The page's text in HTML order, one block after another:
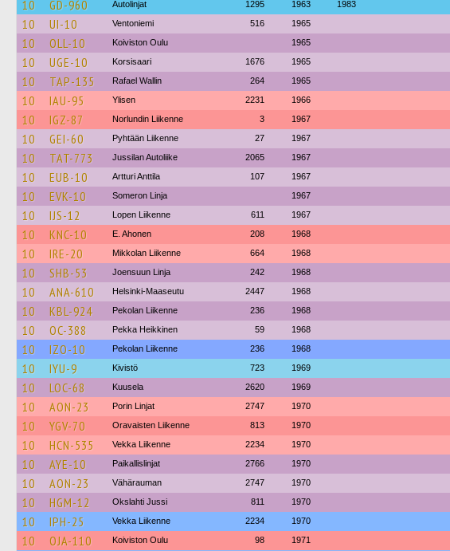
10 GD-960 Autolinjat 1295 1963 1983
10 UI-10 Ventoniemi 516 1965
10 OLL-10 Koiviston Oulu 1965
10 UGE-10 Korsisaari 1676 1965
10 TAP-135 Rafael Wallin 264 1965
10 IAU-95 Ylisen 2231 1966
10 IGZ-87 Norlundin Liikenne 3 1967
10 GEI-60 Pyhtään Liikenne 27 1967
10 TAT-773 Jussilan Autoliike 2065 1967
10 EUB-10 Artturi Anttila 107 1967
10 EVK-10 Someron Linja 1967
10 IJS-12 Lopen Liikenne 611 1967
10 KNC-10 E. Ahonen 208 1968
10 IRE-20 Mikkolan Liikenne 664 1968
10 SHB-53 Joensuun Linja 242 1968
10 ANA-610 Helsinki-Maaseutu 2447 1968
10 KBL-924 Pekolan Liikenne 236 1968
10 OC-388 Pekka Heikkinen 59 1968
10 IZO-10 Pekolan Liikenne 236 1968
10 IYU-9 Kivistö 723 1969
10 LOC-68 Kuusela 2620 1969
10 AON-23 Porin Linjat 2747 1970
10 YGV-70 Oravaisten Liikenne 813 1970
10 HCN-535 Vekka Liikenne 2234 1970
10 AYE-10 Paikallislinjat 2766 1970
10 AON-23 Vähärauman 2747 1970
10 HGM-12 Okslahti Jussi 811 1970
10 IPH-25 Vekka Liikenne 2234 1970
10 OJA-110 Koiviston Oulu 98 1971